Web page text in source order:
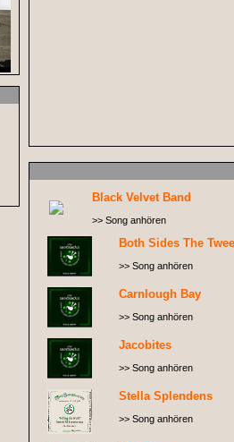
Black Velvet Band
>> Song anhören
Both Sides The
>> Song anhören
Carnlough Bay
>> Song anhören
Jacobites
>> Song anhören
Stella Splendens
>> Song anhören